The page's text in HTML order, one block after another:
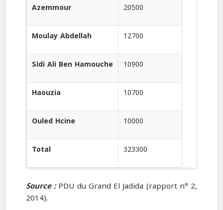
Azemmour 20500
Moulay Abdellah 12700
Sidi Ali Ben Hamouche 10900
Haouzia 10700
Ouled Hcine 10000
Total 323300
Source :PDU du Grand El Jadida (rapport n° 2,
2014).